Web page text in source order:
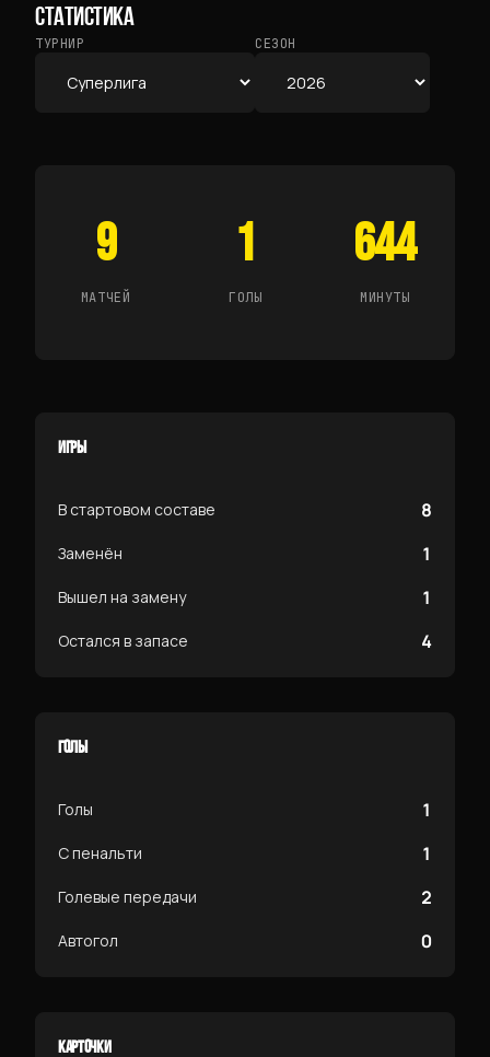
СТАТИСТИКА
ТУРНИР СЕЗОН
9
МАТЧЕЙ
1
ГОЛЫ
644
МИНУТЫ
ИГРЫ
В стартовом составе 8
Заменён 1
Вышел на замену 1
Остался в запасе 4
ГОЛЫ
Голы 1
С пенальти 1
Голевые передачи 2
Автогол 0
КАРТОЧКИ